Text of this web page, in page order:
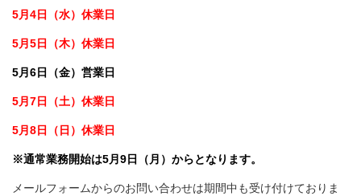
5月4日（水）休業日
5月5日（木）休業日
5月6日（金）営業日
5月7日（土）休業日
5月8日（日）休業日
※通常業務開始は5月9日（月）からとなります。
メールフォームからのお問い合わせは期間中も受け付けておりま